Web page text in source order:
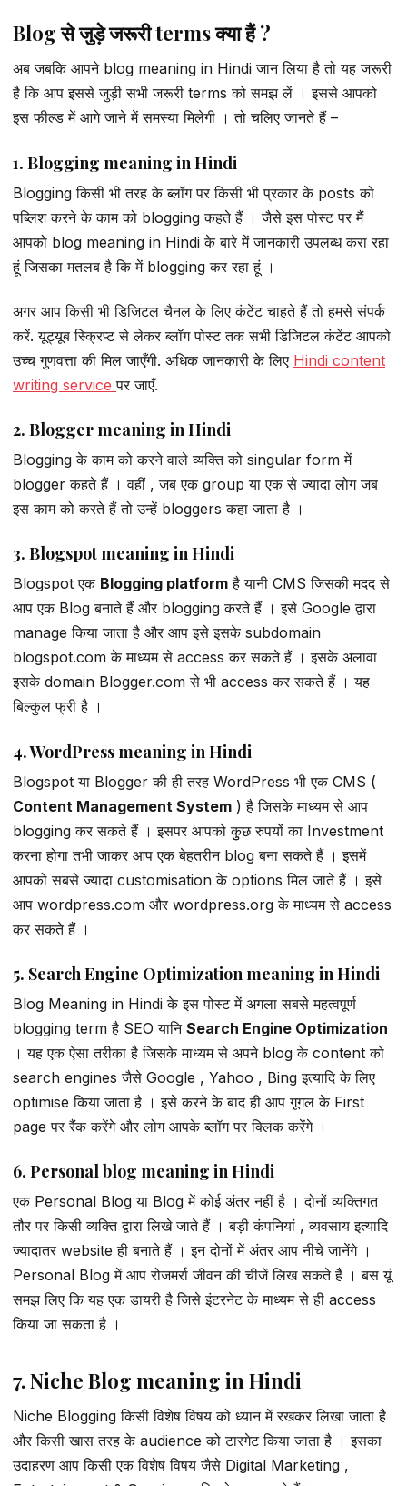
Blog से जुड़े जरूरी terms क्या हैं ?
अब जबकि आपने blog meaning in Hindi जान लिया है तो यह जरूरी
है कि आप इससे जुड़ी सभी जरूरी terms को समझ लें । इससे आपको
इस फील्ड में आगे जाने में समस्या मिलेगी । तो चलिए जानते हैं –
1. Blogging meaning in Hindi
Blogging किसी भी तरह के ब्लॉग पर किसी भी प्रकार के posts को
पब्लिश करने के काम को blogging कहते हैं । जैसे इस पोस्ट पर मैं
आपको blog meaning in Hindi के बारे में जानकारी उपलब्ध करा रहा
हूं जिसका मतलब है कि में blogging कर रहा हूं ।
अगर आप किसी भी डिजिटल चैनल के लिए कंटेंट चाहते हैं तो हमसे संपर्क
करें. यूट्यूब स्क्रिप्ट से लेकर ब्लॉग पोस्ट तक सभी डिजिटल कंटेंट आपको
उच्च गुणवत्ता की मिल जाएँगी. अधिक जानकारी के लिए Hindi content
writing serviceपर जाएँ.
2. Blogger meaning in Hindi
Blogging के काम को करने वाले व्यक्ति को singular form में
blogger कहते हैं । वहीं , जब एक group या एक से ज्यादा लोग जब
इस काम को करते हैं तो उन्हें bloggers कहा जाता है ।
3. Blogspot meaning in Hindi
Blogspot एक Blogging platform है यानी CMS जिसकी मदद से
आप एक Blog बनाते हैं और blogging करते हैं । इसे Google द्वारा
manage किया जाता है और आप इसे इसके subdomain
blogspot.com के माध्यम से access कर सकते हैं । इसके अलावा
इसके domain Blogger.com से भी access कर सकते हैं । यह
बिल्कुल फ्री है ।
4. WordPress meaning in Hindi
Blogspot या Blogger की ही तरह WordPress भी एक CMS (
Content Management System ) है जिसके माध्यम से आप
blogging कर सकते हैं । इसपर आपको कुुछ रुपयों का Investment
करना होगा तभी जाकर आप एक बेहतरीन blog बना सकते हैं । इसमें
आपको सबसे ज्यादा customisation के options मिल जाते हैं । इसे
आप wordpress.com और wordpress.org के माध्यम से access
कर सकते हैं ।
5. Search Engine Optimization meaning in Hindi
Blog Meaning in Hindi के इस पोस्ट में अगला सबसे महत्वपूर्ण
blogging term है SEO यानि Search Engine Optimization
। यह एक ऐसा तरीका है जिसके माध्यम से अपने blog के content को
search engines जैसे Google , Yahoo , Bing इत्यादि के लिए
optimise किया जाता है । इसे करने के बाद ही आप गूगल के First
page पर रैंक करेंगे और लोग आपके ब्लॉग पर क्लिक करेंगे ।
6. Personal blog meaning in Hindi
एक Personal Blog या Blog में कोई अंतर नहीं है । दोनों व्यक्तिगत
तौर पर किसी व्यक्ति द्वारा लिखे जाते हैं । बड़ी कंपनियां , व्यवसाय इत्यादि
ज्यादातर website ही बनाते हैं । इन दोनों में अंतर आप नीचे जानेंगे ।
Personal Blog में आप रोजमर्रा जीवन की चीजें लिख सकते हैं । बस यूं
समझ लिए कि यह एक डायरी है जिसे इंटरनेट के माध्यम से ही access
किया जा सकता है ।
7. Niche Blog meaning in Hindi
Niche Blogging किसी विशेष विषय को ध्यान में रखकर लिखा जाता है
और किसी खास तरह के audience को टारगेट किया जाता है । इसका
उदाहरण आप किसी एक विशेष विषय जैसे Digital Marketing ,